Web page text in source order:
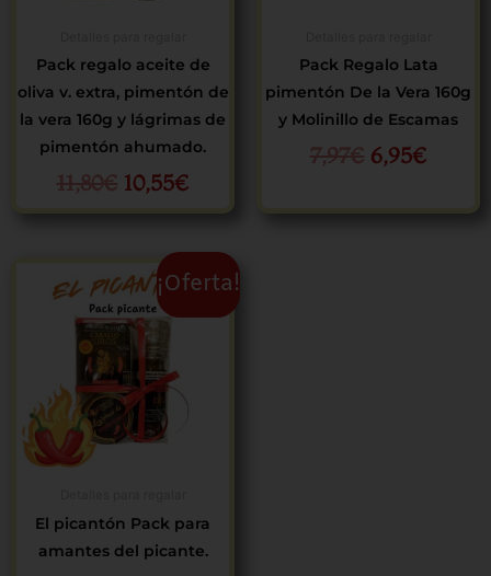
Pack regalo aceite de
oliva v. extra, pimentón de
la vera 160g y lágrimas de
pimentón ahumado.
11,80€ 10,55€
Pack Regalo Lata
pimentón De la Vera 160g
y Molinillo de Escamas
7,97€ 6,95€
¡Oferta!
El picantón Pack para
amantes del picante.
Rango